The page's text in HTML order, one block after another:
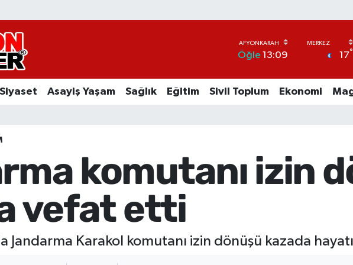
Öğle 13:09 17°
Siyaset Asayiş Yaşam Sağlık Eğitim Sivil Toplum Ekonomi
komutanı izin
vefat etti
Jandarma Karakol komutanı izin dönüşü kazada